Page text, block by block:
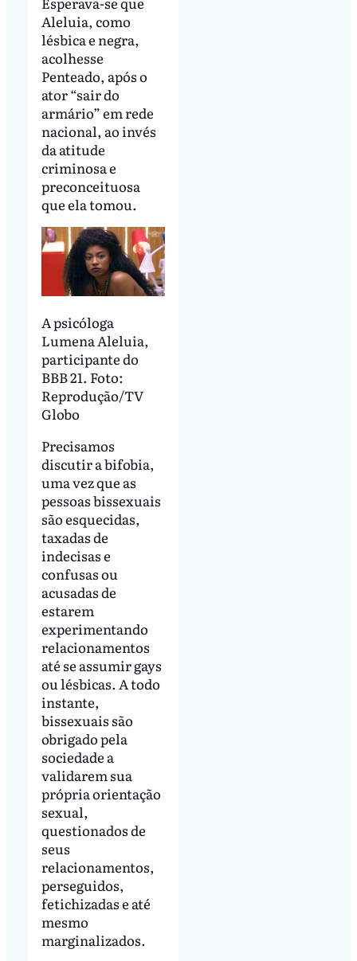
Aleluia, como
lésbica e negra,
acolhesse
Penteado, após o
ator “sair do
armário” em rede
nacional, ao invés
da atitude
criminosa e
preconceituosa
que ela tomou.
A psicóloga
Lumena Aleluia,
participante do
BBB 21. Foto:
Reprodução/TV
Globo
Precisamos
discutir a bifobia,
uma vez que as
pessoas bissexuais
são esquecidas,
taxadas de
indecisas e
confusas ou
acusadas de
estarem
experimentando
relacionamentos
até se assumir gays
ou lésbicas. A todo
instante,
bissexuais são
obrigado pela
sociedade a
validarem sua
própria orientação
sexual,
questionados de
seus
relacionamentos,
perseguidos,
fetichizadas e até
mesmo
marginalizados.